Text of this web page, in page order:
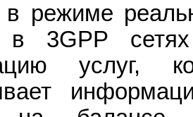
в режиме
в 3GPP
услуг,